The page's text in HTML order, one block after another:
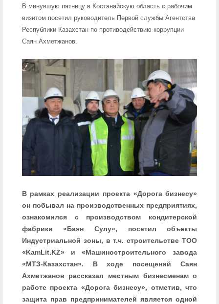
В минувшую пятницу в Костанайскую область с рабочим
визитом посетил руководитель Первой службы Агентства
Республики Казахстан по противодействию коррупции
Саян Ахметжанов.
В рамках реализации проекта «Дорога бизнесу»
он побывал на производственных предприятиях,
ознакомился с производством кондитерской
фабрики «Баян Сулу», посетил объекты
Индустриальной зоны, в т.ч. строительстве ТОО
«KamLit.KZ» и «Машиностроительного завода
«МТЗ-Казахстан». В ходе посещений Саян
Ахметжанов рассказал местным бизнесменам о
работе проекта «Дорога бизнесу», отметив, что
защита прав предпринимателей является одной